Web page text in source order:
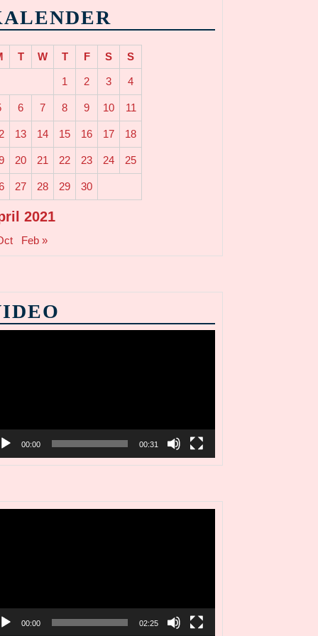
2021
T W T F S S
1 2 3 4
6 7 8 9 10 11
13 14 15 16 17 18
20 21 22 23 24 25
27 28 29 30
Feb »
00:00 00:31
00:00 02:25